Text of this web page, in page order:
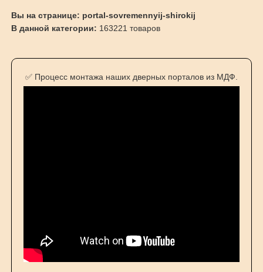
Вы на странице: portal-sovremennyij-shirokij
В данной категории: 163221 товаров
✅ Процесс монтажа наших дверных порталов из МДФ.